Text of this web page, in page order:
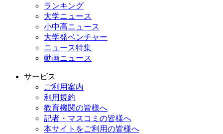
ランキング
大学ニュース
小中高ニュース
大学発ベンチャー
ニュース特集
動画ニュース
サービス
ご利用案内
利用規約
教育機関の皆様へ
記者・マスコミの皆様へ
本サイトをご利用の皆様へ